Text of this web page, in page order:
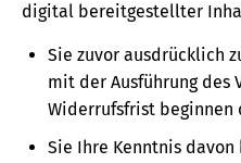
digital bereitgestellter
Sie zuvor ausdrücklich
mit der Ausführung des
Widerrufsfrist beginnen
Sie Ihre Kenntnis